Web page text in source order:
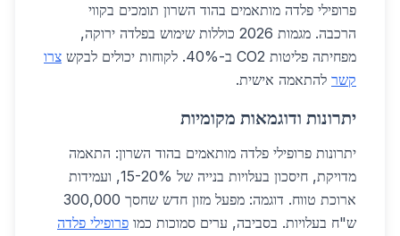
פרופילי פלדה מותאמים בהוד השרון תומכים בקווי
הרכבה. מגמות 2026 כוללות שימוש בפלדה ירוקה,
מפחיתה פליטות CO2 ב-40%. לקוחות יכולים לבקש
צרו
קשר להתאמה אישית.
יתרונות ודוגמאות מקומיות
יתרונות פרופילי פלדה מותאמים בהוד השרון: התאמה
מדויקת, חיסכון בעלויות בנייה של 15-20%, ועמידות
ארוכת טווח. דוגמה: מפעל מזון חדש שחסך 300,000
ש"ח בעלויות. בסביבה, ערים סמוכות כמו פרופילי פלדה